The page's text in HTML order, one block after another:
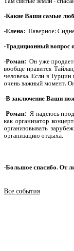
-Какие Ваши самые
-Елена: Наверное:
-Традиционный вопрос
-Роман: Он уже
вообще нравится
человека. Если в
очень важный момент.
-В заключение Ваши
-Роман: Я надеюсь
как организатор
организовывать
организацию отдыха.
-Большое спасибо. От
Все события